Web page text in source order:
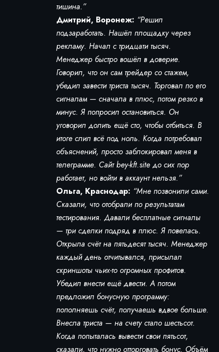
тишина.”
Дмитрий, Воронеж: “Решил
подзаработать. Нашёл площадку через
рекламу. Начал с тридцати тысяч.
Менеджер быстро вошёл в доверие.
Говорил, что он сам трейдер со стажем,
убедил завести триста тысяч. Торговал по его
сигналам — сначала в плюс, потом резко в
минус. Я попросил остановиться. Он
уговорил долить ещё сто, чтобы отбиться. В
итоге слил всё под ноль. Когда потребовал
объяснений, просто заблокировал меня в
телеграмме. Сайт bey-kft.site до сих пор
работает, но войти в аккаунт нельзя.”
Ольга, Краснодар: “Мне позвонили сами.
Сказали, что отобрали по результатам
тестирования. Давали бесплатные сигналы
— три сделки подряд в плюс. Я повелась.
Открыла счёт на пятьдесят тысяч. Менеджер
каждый день отчитывался, присылал
скриншоты чьих-то огромных профитов.
Убедил внести ещё двести. А потом
предложил бонусную программу:
пополняешь счёт, получаешь вдвое больше.
Внесла триста — на счету стало шестьсот.
Когда попыталась вывести свои пятьсот,
сказали, что нужно отторговать бонус. Объём